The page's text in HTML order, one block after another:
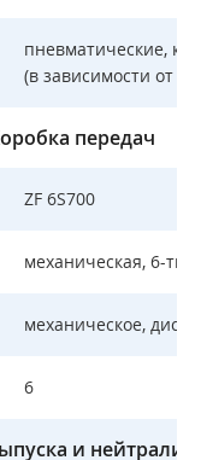
пневматические,
(в зависимости от
передач
ZF 6S700
механическая, 6-
механическое,
6
и